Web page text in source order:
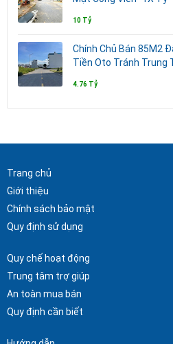
10 Tỷ
Chính Chủ Bán 85M2
Tiền Oto Tránh Trung
4.76 Tỷ
Trang chủ
Giới thiệu
Chính sách bảo mật
Quy định sử dụng
Quy chế hoạt động
Trung tâm trợ giúp
An toàn mua bán
Quy định cần biết